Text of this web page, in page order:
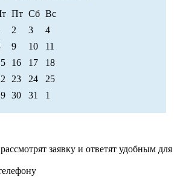
Пт Сб Вс
2 3
4
9 10
11
16 17
18
23 24
25
30 31 1
заявку и ответят удобным для